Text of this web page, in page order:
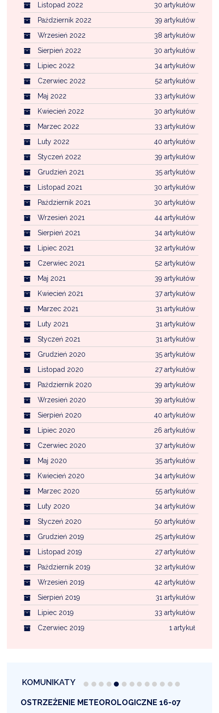
30 artykułów
Listopad 2022
39 artykułów
Październik 2022
38 artykułów
Wrzesień 2022
30 artykułów
Sierpień 2022
34 artykułów
Lipiec 2022
52 artykułów
Czerwiec 2022
33 artykułów
Maj 2022
30 artykułów
Kwiecień 2022
33 artykułów
Marzec 2022
40 artykułów
Luty 2022
39 artykułów
Styczeń 2022
35 artykułów
Grudzień 2021
30 artykułów
Listopad 2021
30 artykułów
Październik 2021
44 artykułów
Wrzesień 2021
34 artykułów
Sierpień 2021
32 artykułów
Lipiec 2021
52 artykułów
Czerwiec 2021
39 artykułów
Maj 2021
37 artykułów
Kwiecień 2021
31 artykułów
Marzec 2021
31 artykułów
Luty 2021
31 artykułów
Styczeń 2021
35 artykułów
Grudzień 2020
27 artykułów
Listopad 2020
39 artykułów
Październik 2020
39 artykułów
Wrzesień 2020
40 artykułów
Sierpień 2020
26 artykułów
Lipiec 2020
37 artykułów
Czerwiec 2020
35 artykułów
Maj 2020
34 artykułów
Kwiecień 2020
55 artykułów
Marzec 2020
34 artykułów
Luty 2020
50 artykułów
Styczeń 2020
25 artykułów
Grudzień 2019
27 artykułów
Listopad 2019
32 artykułów
Październik 2019
42 artykułów
Wrzesień 2019
31 artykułów
Sierpień 2019
33 artykułów
Lipiec 2019
1 artykuł
Czerwiec 2019
KOMUNIKATY
OSTRZEŻENIE METEOROLOGICZNE 16-07